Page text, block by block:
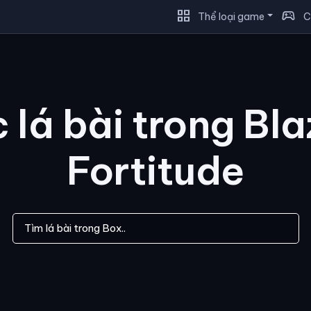
grid_view Thể loại game sports_esports
lá bài trong
Fortitude